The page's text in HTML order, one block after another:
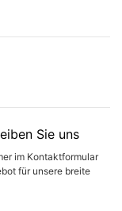
Sie uns
im Kontaktformular
für unsere breite